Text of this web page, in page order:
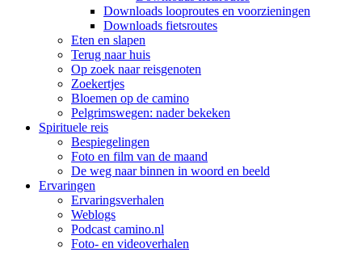
Downloads looproutes en voorzieningen
Downloads fietsroutes
Eten en slapen
Terug naar huis
Op zoek naar reisgenoten
Zoekertjes
Bloemen op de camino
Pelgrimswegen: nader bekeken
Spirituele reis
Bespiegelingen
Foto en film van de maand
De weg naar binnen in woord en beeld
Ervaringen
Ervaringsverhalen
Weblogs
Podcast camino.nl
Foto- en videoverhalen